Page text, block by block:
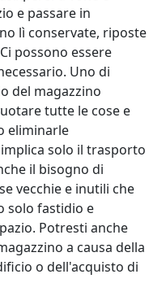
e passare in
lì conservate, riposte
possono essere
Uno di
del magazzino
tutte le cose e
eliminarle
solo il trasporto
il bisogno di
vecchie e inutili che
solo fastidio e
Potresti anche
a causa della
o dell'acquisto di